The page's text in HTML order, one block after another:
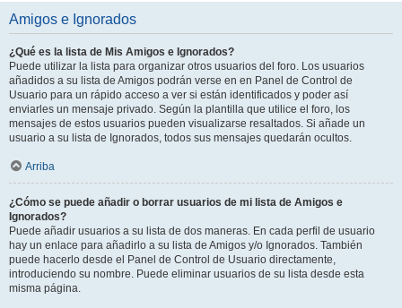
Amigos e Ignorados
¿Qué es la lista de Mis Amigos e Ignorados?
Puede utilizar la lista para organizar otros usuarios del foro. Los usuarios
añadidos a su lista de Amigos podrán verse en en Panel de Control de
Usuario para un rápido acceso a ver si están identificados y poder así
enviarles un mensaje privado. Según la plantilla que utilice el foro, los
mensajes de estos usuarios pueden visualizarse resaltados. Si añade un
usuario a su lista de Ignorados, todos sus mensajes quedarán ocultos.
Arriba
¿Cómo se puede añadir o borrar usuarios de mi lista de Amigos e
Ignorados?
Puede añadir usuarios a su lista de dos maneras. En cada perfil de usuario
hay un enlace para añadirlo a su lista de Amigos y/o Ignorados. También
puede hacerlo desde el Panel de Control de Usuario directamente,
introduciendo su nombre. Puede eliminar usuarios de su lista desde esta
misma página.